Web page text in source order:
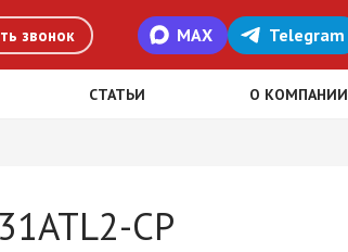
звонок MAX Telegram
СТАТЬИ О КОМПАНИИ
CP